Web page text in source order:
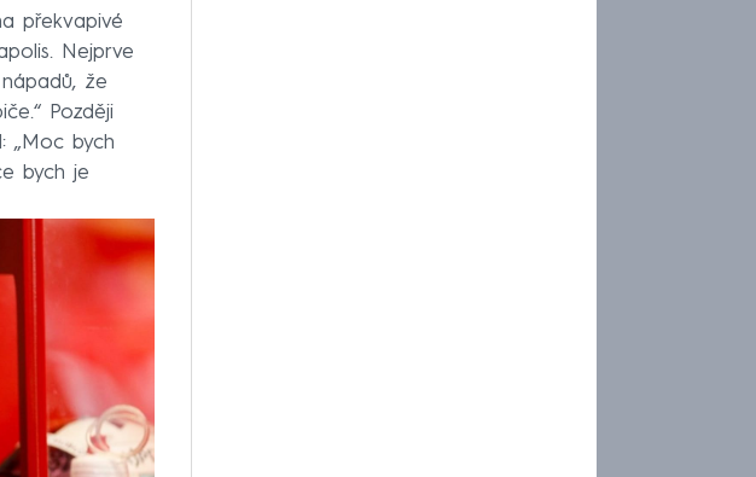
překvapivé
Nejprve
že
Později
„Moc bych
bych je